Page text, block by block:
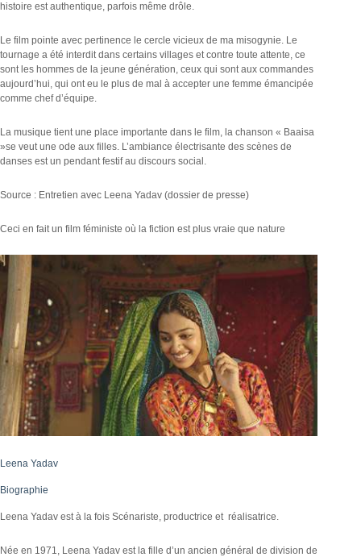
histoire est authentique, parfois même drôle.
Le film pointe avec pertinence le cercle vicieux de ma misogynie. Le
tournage a été interdit dans certains villages et contre toute attente, ce
sont les hommes de la jeune génération, ceux qui sont aux commandes
aujourd’hui, qui ont eu le plus de mal à accepter une femme émancipée
comme chef d’équipe.
La musique tient une place importante dans le film, la chanson « Baaisa
»se veut une ode aux filles. L’ambiance électrisante des scènes de
danses est un pendant festif au discours social.
Source : Entretien avec Leena Yadav (dossier de presse)
Ceci en fait un film féministe où la fiction est plus vraie que nature
Leena Yadav
Biographie
Leena Yadav est à la fois Scénariste, productrice et réalisatrice.
Née en 1971, Leena Yadav est la fille d’un ancien général de division de